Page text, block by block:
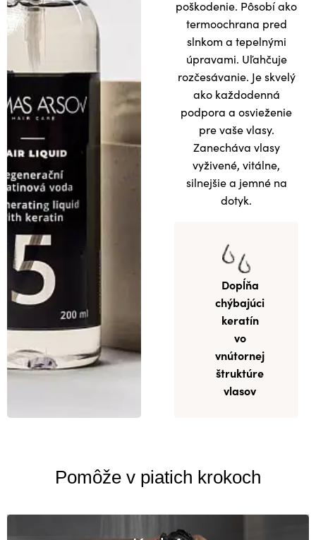
Dopĺňa
chýbajúci
keratín
vo
vnútornej
štruktúre
vlasov
poškodenie. Pôsobí ako
termoochrana pred
slnkom a tepelnými
úpravami. Uľahčuje
rozčesávanie. Je skvelý
ako každodenná
podpora a osvieženie
pre vaše vlasy.
Zanecháva vlasy
vyživené, vitálne,
silnejšie a jemné na
dotyk.
Pomôže v piatich krokoch